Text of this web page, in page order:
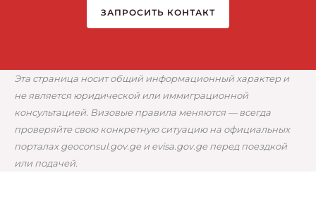
ЗАПРОСИТЬ КОНТАКТ
Эта страница носит общий информационный характер и
не является юридической или иммиграционной
консультацией. Визовые правила меняются — всегда
проверяйте свою конкретную ситуацию на официальных
порталах geoconsul.gov.ge и evisa.gov.ge перед поездкой
или подачей.